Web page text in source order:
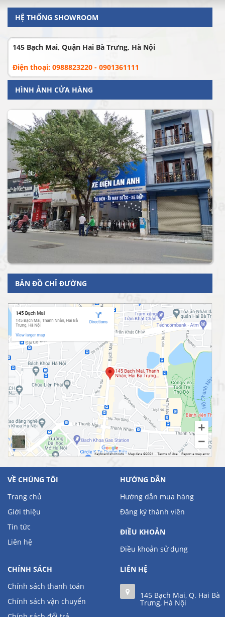
HỆ THỐNG SHOWROOM
145 Bạch Mai, Quận Hai Bà Trưng, Hà Nội
Điện thoại: 0988823220 - 0901361111
HÌNH ẢNH CỬA HÀNG
BẢN ĐỒ CHỈ ĐƯỜNG
VỀ CHÚNG TÔI
Trang chủ
Giới thiệu
Tin tức
Liên hệ
HƯỚNG DẪN
Hướng dẫn mua hàng
Đăng ký thành viên
ĐIỀU KHOẢN
Điều khoản sử dụng
CHÍNH SÁCH
Chính sách thanh toán
Chính sách vận chuyển
LIÊN HỆ
145 Bạch Mai, Q. Hai Bà
Trưng, Hà Nội